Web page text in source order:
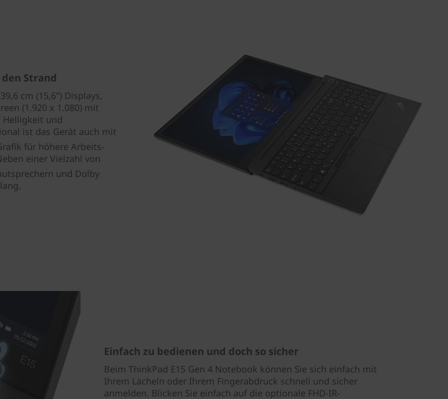
Strand
cm (15,6") Displays,
(1.920 x 1.080) mit
Helligkeit und
ist das Gerät auch mit
für höhere Arbeits-
einer Vielzahl von
und Dolby
Einfach zu bedienen und doch so sicher
Beim ThinkPad E15 Gen 4 Notebook können Sie sich einfach mit
Ihrem Lächeln oder Ihrem Fingerabdruck schnell und sicher
anmelden. Blicken Sie einfach auf die optionale FHD-IR-